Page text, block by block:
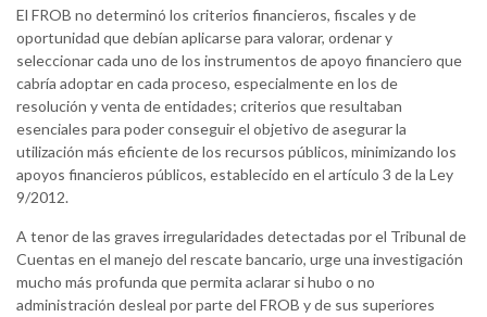
El FROB no determinó los criterios financieros, fiscales y de
oportunidad que debían aplicarse para valorar, ordenar y
seleccionar cada uno de los instrumentos de apoyo financiero que
cabría adoptar en cada proceso, especialmente en los de
resolución y venta de entidades; criterios que resultaban
esenciales para poder conseguir el objetivo de asegurar la
utilización más eficiente de los recursos públicos, minimizando los
apoyos financieros públicos, establecido en el artículo 3 de la Ley
9/2012.
A tenor de las graves irregularidades detectadas por el Tribunal de
Cuentas en el manejo del rescate bancario, urge una investigación
mucho más profunda que permita aclarar si hubo o no
administración desleal por parte del FROB y de sus superiores